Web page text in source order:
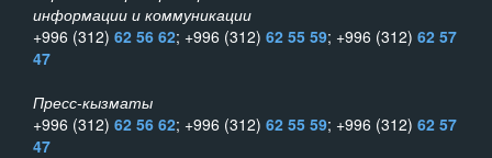
информации и коммуникации
+996 (312) 62 56 62; +996 (312) 62 55 59; +996 (312) 62 57
47
Пресс-кызматы
+996 (312) 62 56 62; +996 (312) 62 55 59; +996 (312) 62 57
47